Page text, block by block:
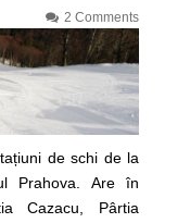
2 Comments
de schi de la
Prahova. Are în
Cazacu, Pârtia